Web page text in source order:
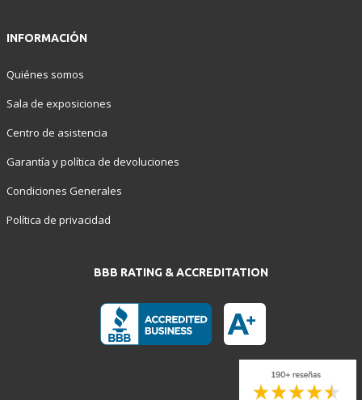
INFORMACIÓN
Quiénes somos
Sala de exposiciones
Centro de asistencia
Garantía y política de devoluciones
Condiciones Generales
Política de privacidad
BBB RATING & ACCREDITATION